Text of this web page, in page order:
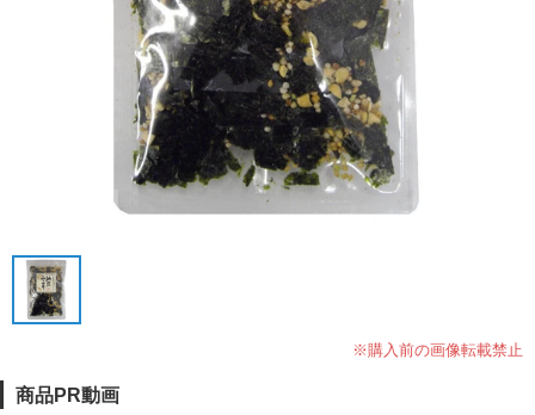
※購入前の画像転載禁止
商品PR動画